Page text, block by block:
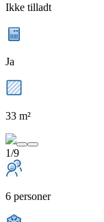
Ikke tilladt
Ja
33 m²
1/9
6 personer